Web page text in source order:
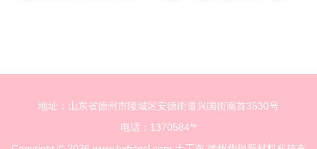
地址：山东省德州市陵城区安德街道兴国街南首3530号
电话：1370584**